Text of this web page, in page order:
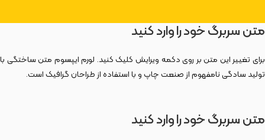
متن سربرگ خود را وارد کنید
برای تغییر این متن بر روی دکمه ویرایش کلیک کنید. لورم ایپسوم متن ساختگی با
تولید سادگی نامفهوم از صنعت چاپ و با استفاده از طراحان گرافیک است.
متن سربرگ خود را وارد کنید